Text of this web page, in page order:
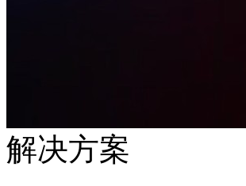
解决方案